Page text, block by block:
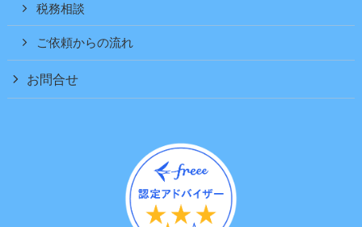
税務相談
ご依頼からの流れ
お問合せ